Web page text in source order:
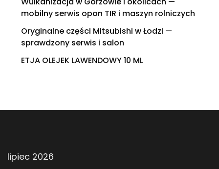
mobilny serwis opon TIR i maszyn rolniczych
Oryginalne części Mitsubishi w Łodzi —
sprawdzony serwis i salon
ETJA OLEJEK LAWENDOWY 10 ML
lipiec 2026